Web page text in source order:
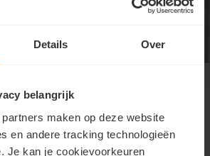
Details Over
belangrijk
maken op deze website
en andere tracking technologieën
Je kan je cookievoorkeuren